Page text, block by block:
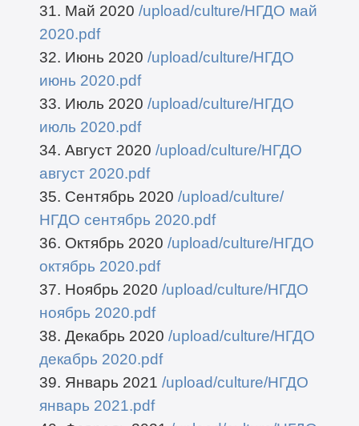
31. Май 2020 /upload/culture/НГДО май
2020.pdf
32. Июнь 2020 /upload/culture/НГДО
июнь 2020.pdf
33. Июль 2020 /upload/culture/НГДО
июль 2020.pdf
34. Август 2020 /upload/culture/НГДО
август 2020.pdf
35. Сентябрь 2020 /upload/culture/
НГДО сентябрь 2020.pdf
36. Октябрь 2020 /upload/culture/НГДО
октябрь 2020.pdf
37. Ноябрь 2020 /upload/culture/НГДО
ноябрь 2020.pdf
38. Декабрь 2020 /upload/culture/НГДО
декабрь 2020.pdf
39. Январь 2021 /upload/culture/НГДО
январь 2021.pdf